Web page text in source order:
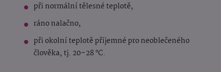
při normální tělesné teplotě,
ráno nalačno,
při okolní teplotě příjemné pro neoblečeného
člověka, tj. 20–28 °C.